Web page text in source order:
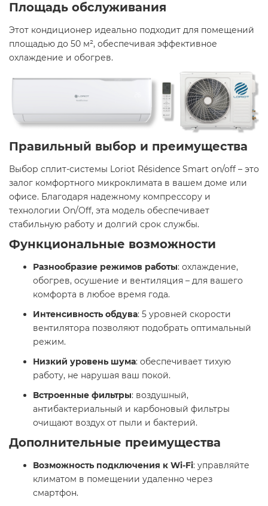
Площадь обслуживания
Этот кондиционер идеально подходит для помещений
площадью до 50 м², обеспечивая эффективное
охлаждение и обогрев.​
Правильный выбор и преимущества
Выбор сплит-системы Loriot Résidence Smart on/off – это
залог комфортного микроклимата в вашем доме или
офисе. Благодаря надежному компрессору и
технологии On/Off, эта модель обеспечивает
стабильную работу и долгий срок службы.​
Функциональные возможности
Разнообразие режимов работы: охлаждение,
обогрев, осушение и вентиляция – для вашего
комфорта в любое время года.​
Интенсивность обдува: 5 уровней скорости
вентилятора позволяют подобрать оптимальный
режим.​
Низкий уровень шума: обеспечивает тихую
работу, не нарушая ваш покой.​
Встроенные фильтры: воздушный,
антибактериальный и карбоновый фильтры
очищают воздух от пыли и бактерий.​
Дополнительные преимущества
Возможность подключения к Wi-Fi: управляйте
климатом в помещении удаленно через
смартфон.​